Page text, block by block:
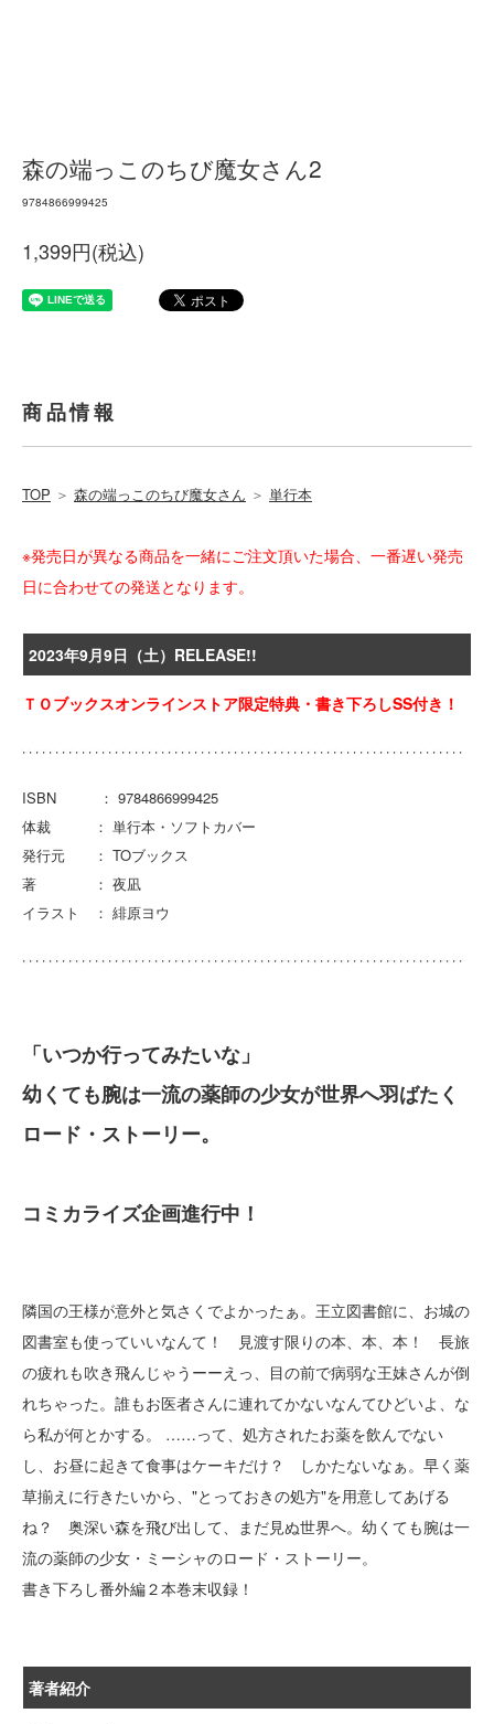
森の端っこのちび魔女さん2
9784866999425
1,399円(税込)
商品情報
TOP ＞ 森の端っこのちび魔女さん ＞ 単行本
※発売日が異なる商品を一緒にご注文頂いた場合、一番遅い発売
日に合わせての発送となります。
2023年9月9日（土）RELEASE!!
ＴＯブックスオンラインストア限定特典・書き下ろしSS付き！
ISBN ： 9784866999425
体裁 ： 単行本・ソフトカバー
発行元 ： TOブックス
著 ： 夜凪
イラスト ： 緋原ヨウ
「いつか行ってみたいな」
幼くても腕は一流の薬師の少女が世界へ羽ばたく
ロード・ストーリー。
コミカライズ企画進行中！
隣国の王様が意外と気さくでよかったぁ。王立図書館に、お城の
図書室も使っていいなんて！ 見渡す限りの本、本、本！ 長旅
の疲れも吹き飛んじゃうーーえっ、目の前で病弱な王妹さんが倒
れちゃった。誰もお医者さんに連れてかないなんてひどいよ、な
ら私が何とかする。 ……って、処方されたお薬を飲んでない
し、お昼に起きて食事はケーキだけ？ しかたないなぁ。早く薬
草揃えに行きたいから、"とっておきの処方"を用意してあげる
ね？ 奥深い森を飛び出して、まだ見ぬ世界へ。幼くても腕は一
流の薬師の少女・ミーシャのロード・ストーリー。
書き下ろし番外編２本巻末収録！
著者紹介